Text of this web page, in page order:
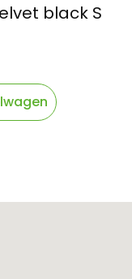
black S